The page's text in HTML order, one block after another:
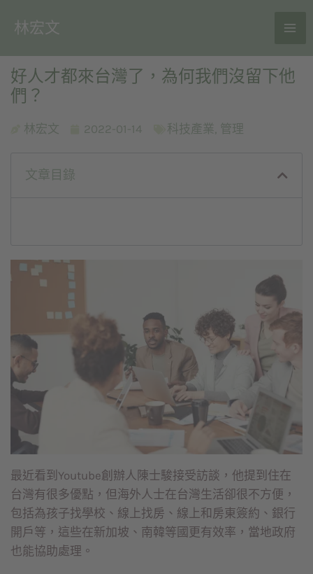
林宏文
好人才都來台灣了，為何我們沒留下他
們？
林宏文 2022-01-14 科技產業, 管理
文章目錄
最近看到Youtube創辦人陳士駿接受訪談，他提到住在
台灣有很多優點，但海外人士在台灣生活卻很不方便，
包括為孩子找學校、線上找房、線上和房東簽約、銀行
開戶等，這些在新加坡、南韓等國更有效率，當地政府
也能協助處理。